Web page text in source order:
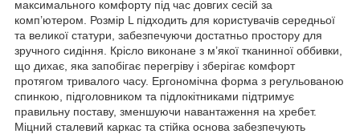
максимального комфорту під час довгих сесій за
комп’ютером. Розмір L підходить для користувачів середньої
та великої статури, забезпечуючи достатньо простору для
зручного сидіння. Крісло виконане з м’якої тканинної оббивки,
що дихає, яка запобігає перегріву і зберігає комфорт
протягом тривалого часу. Ергономічна форма з регульованою
спинкою, підголовником та підлокітниками підтримує
правильну поставу, зменшуючи навантаження на хребет.
Міцний сталевий каркас та стійка основа забезпечують